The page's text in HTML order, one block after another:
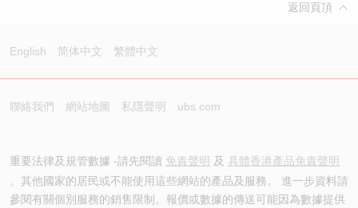
返回頁頂
English 简体中文 繁體中文
聯絡我們 網站地圖 私隱聲明 ubs.com
重要法律及規管數據 -請先閱讀 免責聲明 及 具體香港產品免責聲明
。其他國家的居民或不能使用這些網站的產品及服務。 進一步資料請
參閱有關個別服務的銷售限制。報價或數據的傳送可能因為數據提供